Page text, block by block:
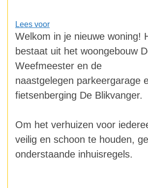
Lees voor
Welkom in je nieuwe woning!
bestaat uit het woongebouw
Weefmeester en de
naastgelegen parkeergarage
fietsenberging De Blikvanger.
Om het verhuizen voor
veilig en schoon te houden,
onderstaande inhuisregels.